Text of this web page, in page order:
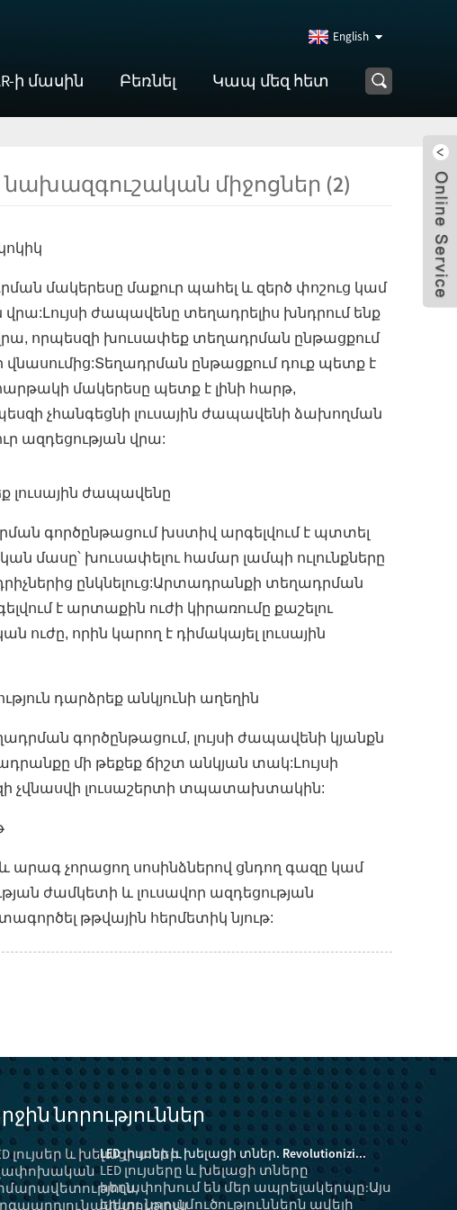
English
ի մասին Բեռնել Կապ մեզ հետ
նախազգուշական միջոցներ (2)
մակերեսը մաքուր պահել և զերծ փոշուց կամ
ժապավենը տեղադրելիս խնդրում ենք
որպեսզի խուսափեք տեղադրման ընթացքում
վնասումից:Տեղադրման ընթացքում դուք պետք է
մակերեսը պետք է լինի հարթ,
չհանգեցնի լուսային ժապավենի ձախողման
ազդեցության վրա:
լուսային ժապավենը
գործընթացում խստիվ արգելվում է պտտել
մասը՝ խուսափելու համար լամպի ուլունքները
ընկնելուց:Արտադրանքի տեղադրման
է արտաքին ուժի կիրառումը քաշելու
ուժը, որին կարող է դիմակայել լուսային
դարձրեք անկյունի աղեղին
գործընթացում, լույսի ժապավենի կյանքն
մի թեքեք ճիշտ անկյան տակ:Լույսի
չվնասվի լուսաշերտի տպատախտակին:
արագ չորացող սոսինձներով ցնդող գազը կամ
ժամկետի և լուսավոր ազդեցության
թթվային հերմետիկ նյութ:
նորություններ
LED լույսեր և խելացի տներ. Revolutionizi...
LED լույսերը և խելացի տները
հեղափոխում են մեր ապրելակերպը:Այս
երկու նորամուծություններն ավելի